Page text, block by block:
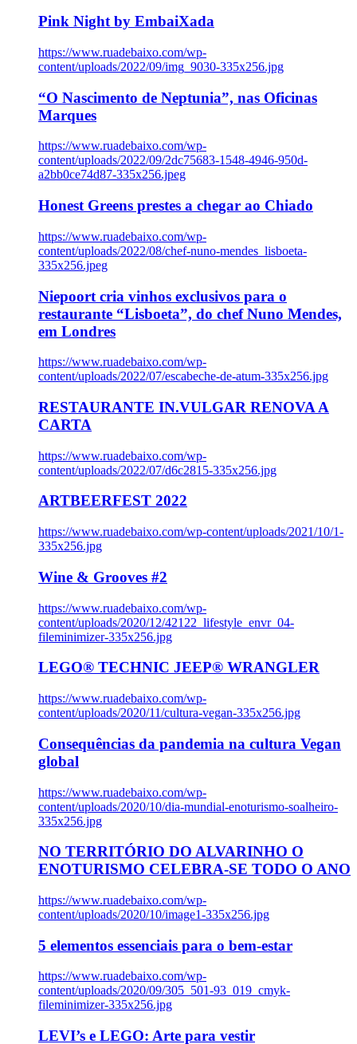
Pink Night by EmbaiXada
https://www.ruadebaixo.com/wp-
content/uploads/2022/09/img_9030-335x256.jpg
“O Nascimento de Neptunia”, nas Oficinas
Marques
https://www.ruadebaixo.com/wp-
content/uploads/2022/09/2dc75683-1548-4946-950d-
a2bb0ce74d87-335x256.jpeg
Honest Greens prestes a chegar ao Chiado
https://www.ruadebaixo.com/wp-
content/uploads/2022/08/chef-nuno-mendes_lisboeta-
335x256.jpeg
Niepoort cria vinhos exclusivos para o
restaurante “Lisboeta”, do chef Nuno Mendes,
em Londres
https://www.ruadebaixo.com/wp-
content/uploads/2022/07/escabeche-de-atum-335x256.jpg
RESTAURANTE IN.VULGAR RENOVA A
CARTA
https://www.ruadebaixo.com/wp-
content/uploads/2022/07/d6c2815-335x256.jpg
ARTBEERFEST 2022
https://www.ruadebaixo.com/wp-content/uploads/2021/10/1-
335x256.jpg
Wine & Grooves #2
https://www.ruadebaixo.com/wp-
content/uploads/2020/12/42122_lifestyle_envr_04-
fileminimizer-335x256.jpg
LEGO® TECHNIC JEEP® WRANGLER
https://www.ruadebaixo.com/wp-
content/uploads/2020/11/cultura-vegan-335x256.jpg
Consequências da pandemia na cultura Vegan
global
https://www.ruadebaixo.com/wp-
content/uploads/2020/10/dia-mundial-enoturismo-soalheiro-
335x256.jpg
NO TERRITÓRIO DO ALVARINHO O
ENOTURISMO CELEBRA-SE TODO O ANO
https://www.ruadebaixo.com/wp-
content/uploads/2020/10/image1-335x256.jpg
5 elementos essenciais para o bem-estar
https://www.ruadebaixo.com/wp-
content/uploads/2020/09/305_501-93_019_cmyk-
fileminimizer-335x256.jpg
LEVI’s e LEGO: Arte para vestir